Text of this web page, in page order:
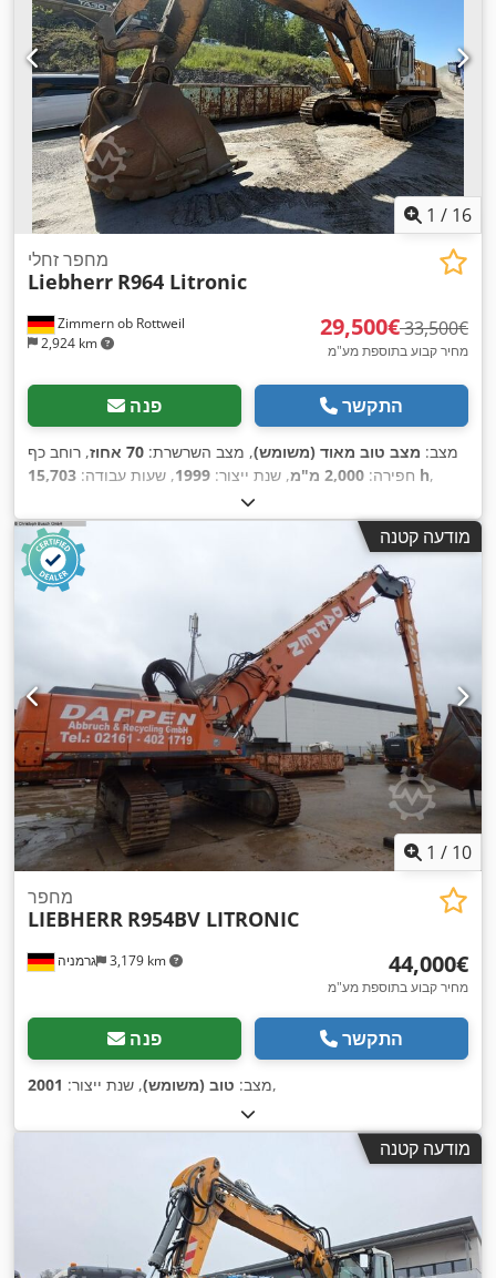
1 / 16
Zimmern ob Rottweil
2,924 km
מחפר זחלי
Liebherr R964 Litronic
‏29,500 ‏€ ‏33,500 ‏€
מחיר קבוע בתוספת מע"מ
פנה התקשר
מצב: מצב טוב מאוד (משומש), מצב השרשרת: 70 אחוז
, רוחב כף
חפירה: 2,000 מ"מ , שנת ייצור: 1999, שעות עבודה: 15,703 h,
מודעה קטנה
1 / 10
גרמניה 3,179 km
מחפר
LIEBHERR R954BV LITRONIC
‏44,000 ‏€
מחיר קבוע בתוספת מע"מ
פנה התקשר
מצב: טוב (משומש), שנת ייצור: 2001 ,
מודעה קטנה